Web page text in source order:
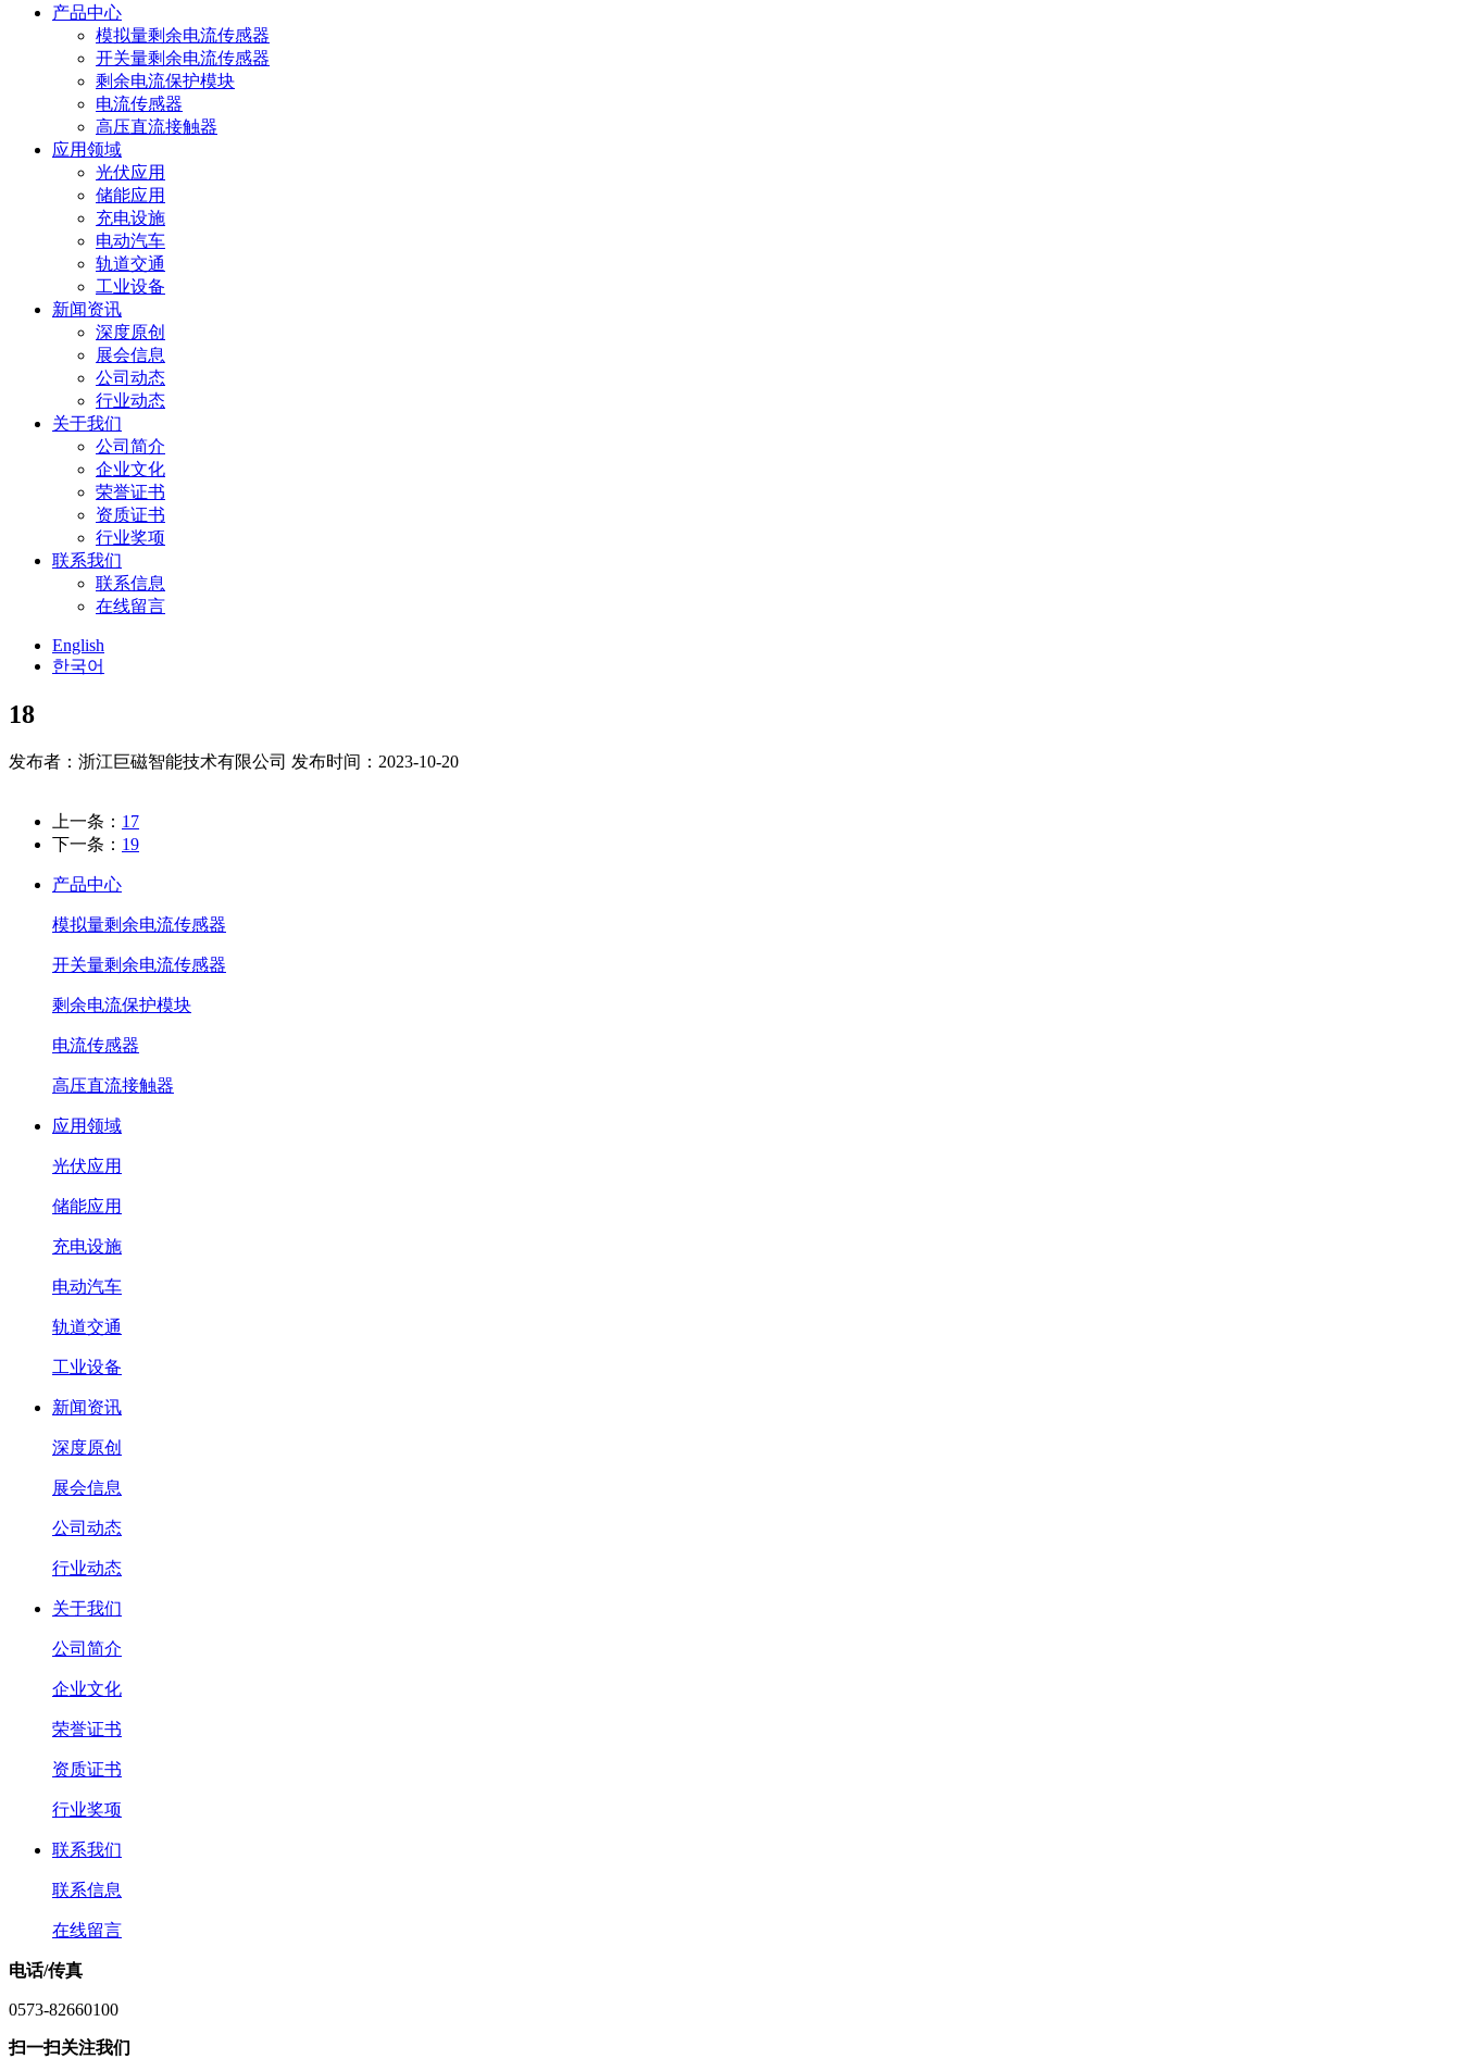
产品中心
模拟量剩余电流传感器
开关量剩余电流传感器
剩余电流保护模块
电流传感器
高压直流接触器
应用领域
光伏应用
储能应用
充电设施
电动汽车
轨道交通
工业设备
新闻资讯
深度原创
展会信息
公司动态
行业动态
关于我们
公司简介
企业文化
荣誉证书
资质证书
行业奖项
联系我们
联系信息
在线留言
English
한국어
18
发布者：浙江巨磁智能技术有限公司 发布时间：2023-10-20
上一条： 17
下一条： 19
产品中心
模拟量剩余电流传感器
开关量剩余电流传感器
剩余电流保护模块
电流传感器
高压直流接触器
应用领域
光伏应用
储能应用
充电设施
电动汽车
轨道交通
工业设备
新闻资讯
深度原创
展会信息
公司动态
行业动态
关于我们
公司简介
企业文化
荣誉证书
资质证书
行业奖项
联系我们
联系信息
在线留言
电话/传真
0573-82660100
扫一扫关注我们